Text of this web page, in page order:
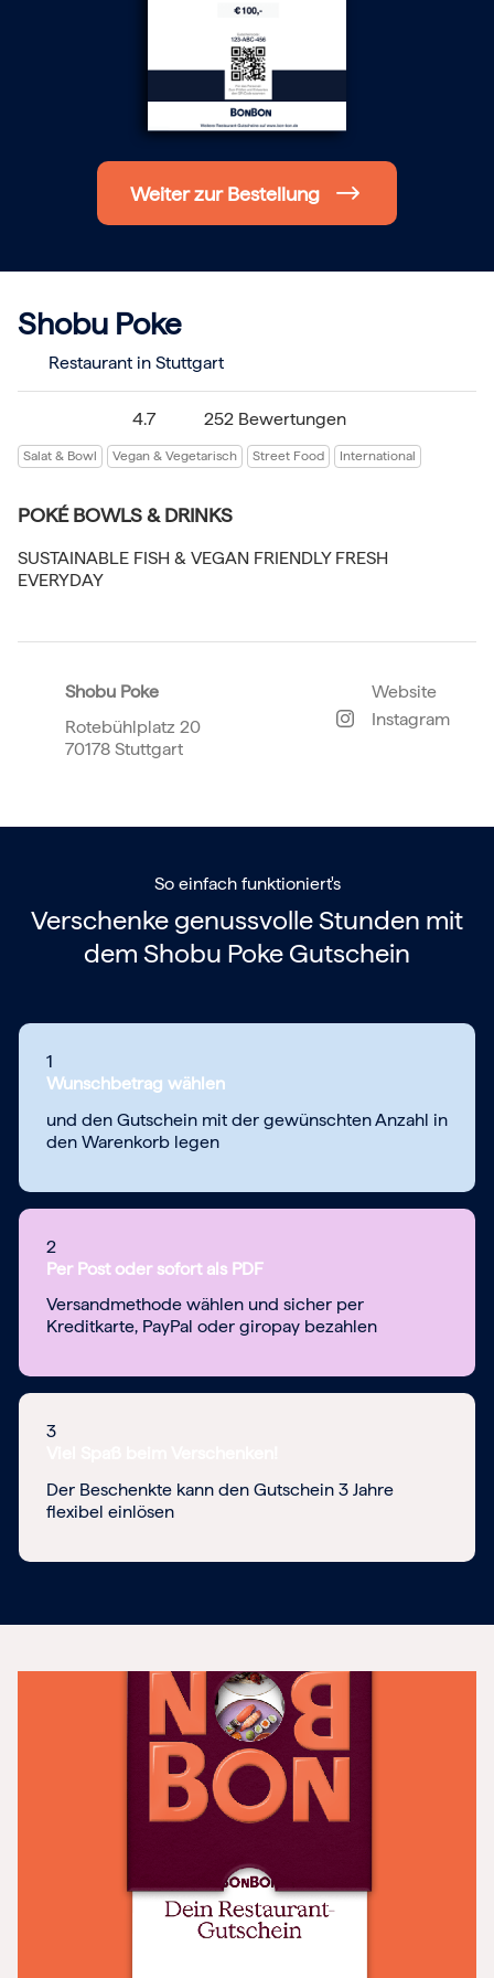
Frohe Weihnachten
Regionale Gutscheine
Berlin
Hamburg
München
Köln
Düsseldorf
Stuttgart
Essen
Das ideale Geschenk für alle Anlässe
Weiter zur Bestellung
Shobu Poke
Restaurant in Stuttgart
4.7 252 Bewertungen
Salat & Bowl Vegan & Vegetarisch Street Food International
POKÉ BOWLS & DRINKS
SUSTAINABLE FISH & VEGAN FRIENDLY FRESH
EVERYDAY
Shobu Poke
Rotebühlplatz 20
70178 Stuttgart
Website
Instagram
So einfach funktioniert's
Verschenke genussvolle Stunden mit
dem Shobu Poke Gutschein
1
Wunschbetrag wählen
und den Gutschein mit der gewünschten Anzahl in
den Warenkorb legen
2
Per Post oder sofort als PDF
Versandmethode wählen und sicher per
Kreditkarte, PayPal oder giropay bezahlen
3
Der Beschenkte kann den Gutschein 3 Jahre
flexibel einlösen